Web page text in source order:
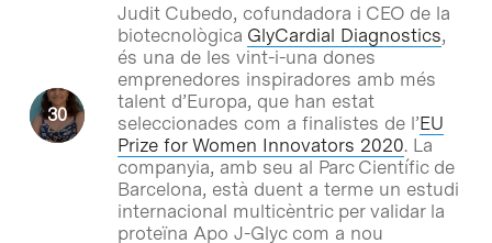
Judit Cubedo, cofundadora i CEO de la
biotecnològica GlyCardial Diagnostics,
és una de les vint-i-una dones
emprenedores inspiradores amb més
talent d’Europa, que han estat
seleccionades com a finalistes de l’EU
Prize for Women Innovators 2020. La
companyia, amb seu al Parc Científic de
Barcelona, està duent a terme un estudi
internacional multicèntric per validar la
proteïna Apo J-Glyc com a nou